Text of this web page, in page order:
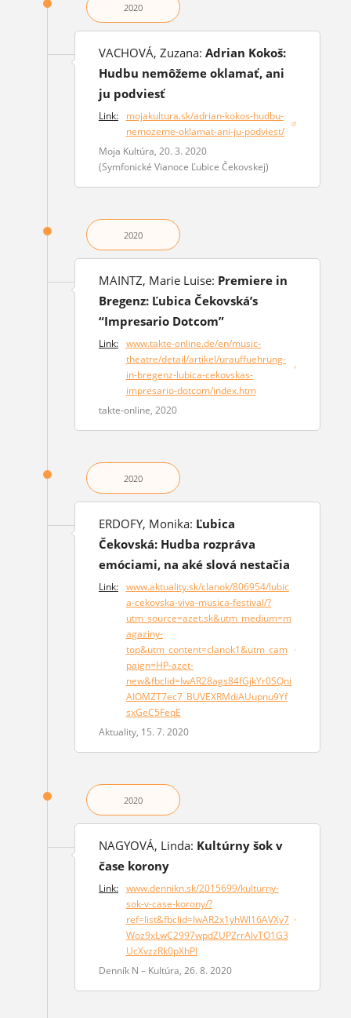
2020
VACHOVÁ, Zuzana: Adrian Kokoš:
Hudbu nemôžeme oklamať, ani
ju podviesť
Link:
mojakultura.sk/adrian-kokos-hudbu-
nemozeme-oklamat-ani-ju-podviest/
(otvorí sa v novom okne)
Moja Kultúra, 20. 3. 2020
(Symfonické Vianoce Ľubice Čekovskej)
2020
MAINTZ, Marie Luise: Premiere in
Bregenz: Ľubica Čekovská’s
“Impresario Dotcom”
Link: www.takte-online.de/en/music-
theatre/detail/artikel/urauffuehrung-
in-bregenz-lubica-cekovskas-
impresario-dotcom/index.htm
(otvorí sa v novom okne)
takte-online, 2020
2020
ERDOFY, Monika: Ľubica
Čekovská: Hudba rozpráva
emóciami, na aké slová nestačia
Link: www.aktuality.sk/clanok/806954/lubic
a-cekovska-viva-musica-festival/?
utm_source=azet.sk&utm_medium=m
agaziny-
top&utm_content=clanok1&utm_cam
paign=HP-azet-
new&fbclid=IwAR28ags84fGjkYr0SQni
AIOMZT7ec7_BUVEXRMdiAUupnu9Yf
sxGeC5FeqE
(otvorí sa v novom okne)
Aktuality, 15. 7. 2020
2020
NAGYOVÁ, Linda: Kultúrny šok v
čase korony
Link: www.dennikn.sk/2015699/kulturny-
sok-v-case-korony/?
ref=list&fbclid=IwAR2x1yhWl16AVXy7
Woz9xLwC2997wpdZUPZrrAlvTO1G3
UcXvzzRk0pXhPI
(otvorí sa v novom okne)
Denník N – Kultúra, 26. 8. 2020